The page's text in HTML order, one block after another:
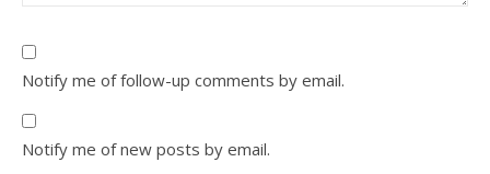
Notify me of follow-up comments by email.
Notify me of new posts by email.